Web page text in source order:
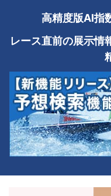
高精度版AI指
レース直前の展示情